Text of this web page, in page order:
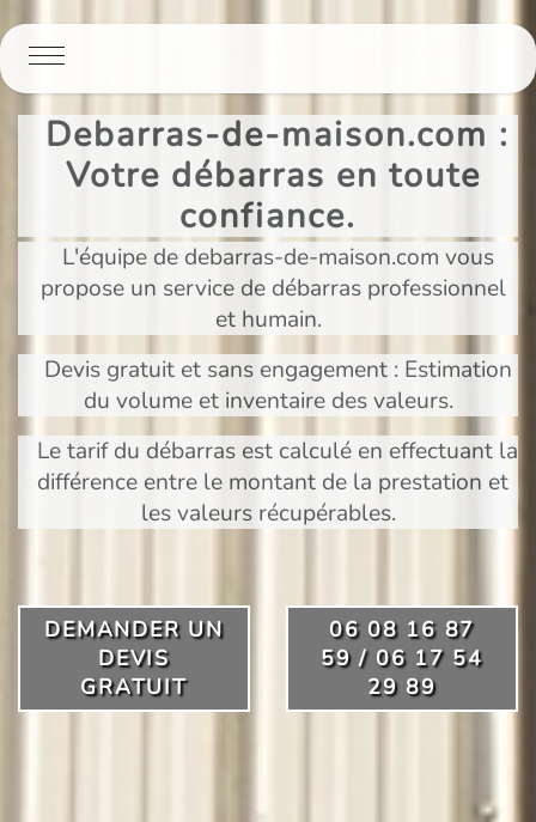
Debarras-de-maison.com :
Votre débarras en toute
confiance.
L'équipe de debarras-de-maison.com vous
propose un service de débarras professionnel
et humain.
Devis gratuit et sans engagement : Estimation
du volume et inventaire des valeurs.
Le tarif du débarras est calculé en effectuant la
différence entre le montant de la prestation et
les valeurs récupérables.
DEMANDER UN
DEVIS
GRATUIT
06 08 16 87
59 / 06 17 54
29 89